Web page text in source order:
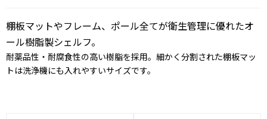
棚板マットやフレーム、ポール全てが衛生管理に優れたオ
ール樹脂製シェルフ。
耐薬品性・耐腐食性の高い樹脂を採用。細かく分割された棚板マッ
トは洗浄機にも入れやすいサイズです。